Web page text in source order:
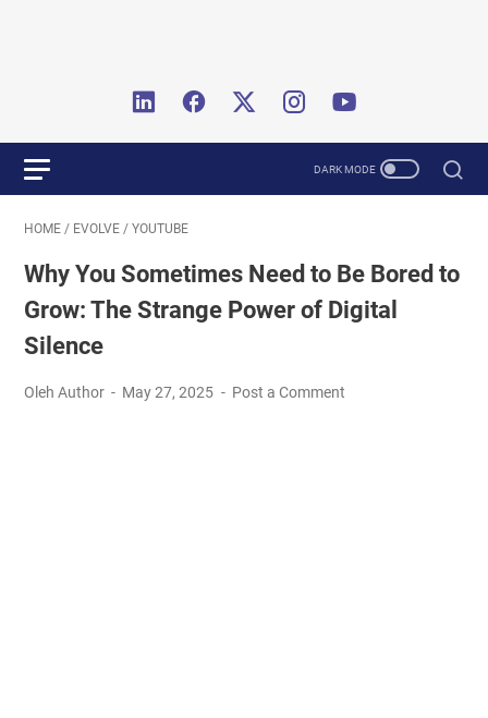
HOME / EVOLVE / YOUTUBE
Why You Sometimes Need to Be Bored to
Grow: The Strange Power of Digital
Silence
Oleh Author May 27, 2025 Post a Comment